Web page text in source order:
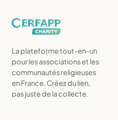
La plateforme tout-en-un
pour les associations et les
communautés religieuses
en France. Créez du lien,
pas juste de la collecte.